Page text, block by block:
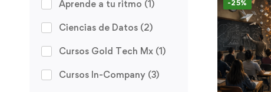
Aprende a tu ritmo (1)
Ciencias de Datos (2)
Cursos Gold Tech Mx (1)
Cursos In-Company (3)
-25%